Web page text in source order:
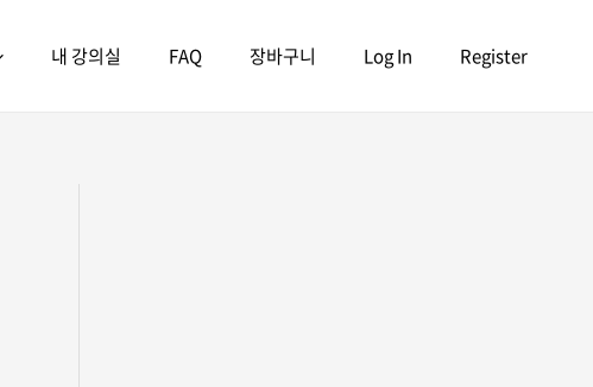
내 강의실 FAQ 장바구니 Log In Register